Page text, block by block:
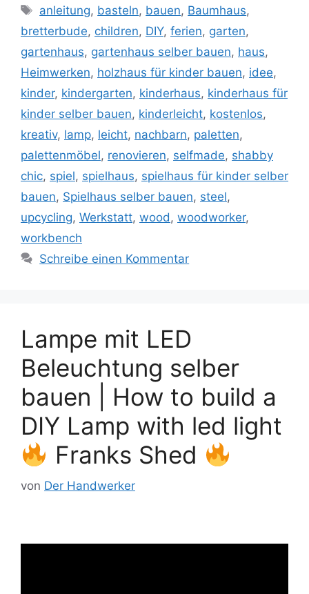
Schlagwörter
anleitung, basteln, bauen, Baumhaus,
bretterbude, children, DIY, ferien, garten,
gartenhaus, gartenhaus selber bauen, haus,
Heimwerken, holzhaus für kinder bauen, idee,
kinder, kindergarten, kinderhaus, kinderhaus für
kinder selber bauen, kinderleicht, kostenlos,
kreativ, lamp, leicht, nachbarn, paletten,
palettenmöbel, renovieren, selfmade, shabby
chic, spiel, spielhaus, spielhaus für kinder selber
bauen, Spielhaus selber bauen, steel,
upcycling, Werkstatt, wood, woodworker,
workbench
Schreibe einen Kommentar
Lampe mit LED
Beleuchtung selber
bauen | How to build a
DIY Lamp with led light
Franks Shed
von Der Handwerker